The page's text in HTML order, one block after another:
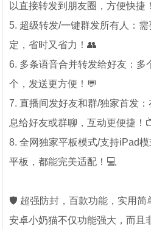
以直接转发到朋友圈，方便快捷
5. 超级转发/一键群发所有人：
定，省时又省力！👥
6. 多条语音合并转发给好友：多
个，发送更方便！💬
7. 直播间发好友和群/独家首发
息给好友或群聊，互动更便捷！
8. 全网独家平板模式/支持iPad
平板，都能完美适配！💻
🛡️ 超强防封，百款功能，实用简
安卓小奶猫不仅功能强大，而且